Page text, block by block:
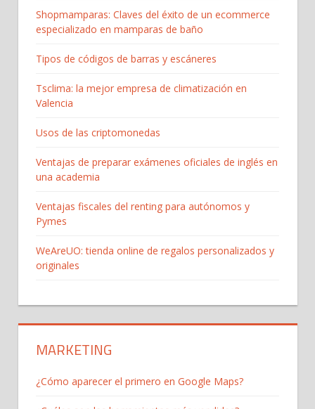
Shopmamparas: Claves del éxito de un ecommerce
especializado en mamparas de baño
Tipos de códigos de barras y escáneres
Tsclima: la mejor empresa de climatización en
Valencia
Usos de las criptomonedas
Ventajas de preparar exámenes oficiales de inglés en
una academia
Ventajas fiscales del renting para autónomos y
Pymes
WeAreUO: tienda online de regalos personalizados y
originales
MARKETING
¿Cómo aparecer el primero en Google Maps?